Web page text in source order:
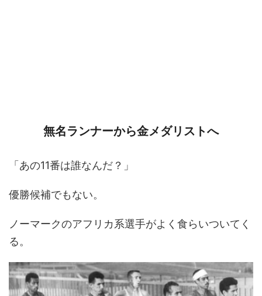
無名ランナーから金メダリストへ
「あの11番は誰なんだ？」
優勝候補でもない。
ノーマークのアフリカ系選手がよく食らいついてく
る。